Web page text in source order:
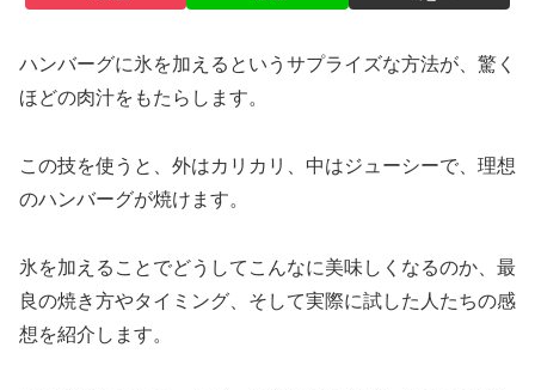
ハンバーグに氷を加えるというサプライズな方法が、驚く
ほどの肉汁をもたらします。
この技を使うと、外はカリカリ、中はジューシーで、理想
のハンバーグが焼けます。
氷を加えることでどうしてこんなに美味しくなるのか、最
良の焼き方やタイミング、そして実際に試した人たちの感
想を紹介します。